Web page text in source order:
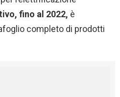
fino al 2022, è
completo di prodotti